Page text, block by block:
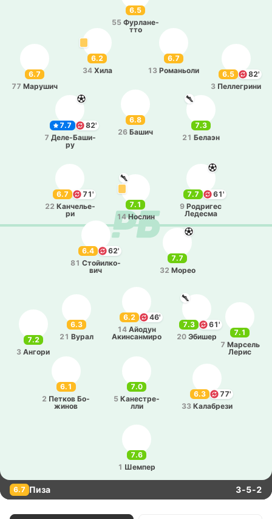
6.5
55 Фу­рла­не­
тто
6.7
77 Ма­ру­шич
6.7
13 Ро­ма­ньо­ли
6.2
34 Хила 6.5
82'
3 Пе­лле­гри­ни
7.7
82'
7 Де­ле­-Ба­ши­
ру
6.8
26 Башич
7.3
21 Белаэн
7.1
14 Нослин
7.7
61'
9 Ро­дри­гес
Ле­де­сма
6.7
71'
22 Ка­нче­лье­
ри
7.6
1 Шемпер
7.0
5 Ка­не­стре­
лли
6.3
77'
33 Ка­ла­бре­зи
6.1
2 Петков Бо­
жи­нов
7.1
7 Ма­рсель
Лерис
7.2
3 Ангори
7.3
61'
20 Эбишер
6.3
21 Вурал
6.2
46'
14 Айодун
Аки­нса­нми­ро
7.7
32 Морео
6.4
62'
81 Стойи­лко­
вич
6.7 Пиза 3-5-2